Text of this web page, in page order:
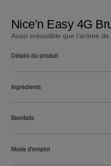
Nice'n Easy 4G
Aussi irrésistible que l’arôme
Détails du produit
Ingrédients
Bienfaits
Mode d'emploi